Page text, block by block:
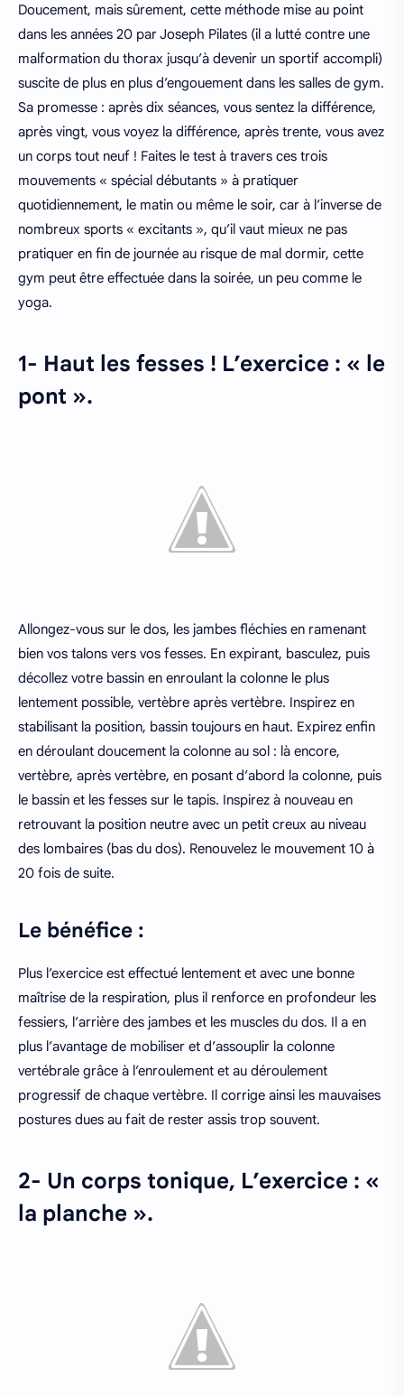
Doucement, mais sûrement, cette méthode mise au point
dans les années 20 par Joseph Pilates (il a lutté contre une
malformation du thorax jusqu’à devenir un sportif accompli)
suscite de plus en plus d’engouement dans les salles de gym.
Sa promesse : après dix séances, vous sentez la différence,
après vingt, vous voyez la différence, après trente, vous avez
un corps tout neuf ! Faites le test à travers ces trois
mouvements « spécial débutants » à pratiquer
quotidiennement, le matin ou même le soir, car à l’inverse de
nombreux sports « excitants », qu’il vaut mieux ne pas
pratiquer en fin de journée au risque de mal dormir, cette
gym peut être effectuée dans la soirée, un peu comme le
yoga.
1- Haut les fesses ! L’exercice : « le
pont ».
Allongez-vous sur le dos, les jambes fléchies en ramenant
bien vos talons vers vos fesses. En expirant, basculez, puis
décollez votre bassin en enroulant la colonne le plus
lentement possible, vertèbre après vertèbre. Inspirez en
stabilisant la position, bassin toujours en haut. Expirez enfin
en déroulant doucement la colonne au sol : là encore,
vertèbre, après vertèbre, en posant d’abord la colonne, puis
le bassin et les fesses sur le tapis. Inspirez à nouveau en
retrouvant la position neutre avec un petit creux au niveau
des lombaires (bas du dos). Renouvelez le mouvement 10 à
20 fois de suite.
Le bénéfice :
Plus l’exercice est effectué lentement et avec une bonne
maîtrise de la respiration, plus il renforce en profondeur les
fessiers, l’arrière des jambes et les muscles du dos. Il a en
plus l’avantage de mobiliser et d’assouplir la colonne
vertébrale grâce à l’enroulement et au déroulement
progressif de chaque vertèbre. Il corrige ainsi les mauvaises
postures dues au fait de rester assis trop souvent.
2- Un corps tonique, L’exercice : «
la planche ».